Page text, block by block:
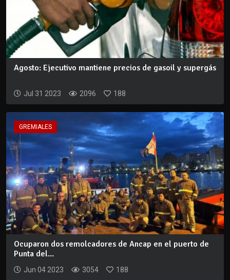
Agosto: Ejecutivo mantiene precios de gasoil y supergás
Jul 31 2023 2096 188
GREMIALES
Ocuparon dos remolcadores de Ancap en el puerto de
Punta del...
Jun 04 2023 3054 188